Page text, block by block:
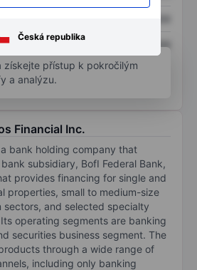
Česká republika
XXXXXXX
XXXXXXX
získejte přístup k pokročilým
a analýzu.
Financial Inc.
bank holding company that
subsidiary, BofI Federal Bank,
provides financing for single and
properties, small to medium-size
sectors, and selected specialty
operating segments are banking
securities business segment. The
through a wide range of
including only banking